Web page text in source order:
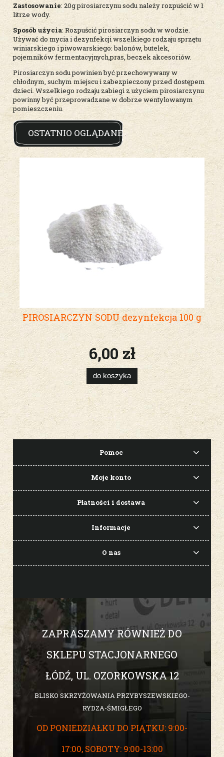
Zastosowanie: 20g pirosiarczynu sodu należy rozpuścić w 1
litrze wody.
Sposób użycia: Rozpuścić pirosiarczyn sodu w wodzie.
Używać do mycia i dezynfekcji wszelkiego rodzaju sprzętu
winiarskiego i piwowarskiego: balonów, butelek,
pojemników fermentacyjnych,pras, beczek akcesoriów.
Pirosiarczyn sodu powinien być przechowywany w
chłodnym, suchym miejscu i zabezpieczony przed dostępem
dzieci. Wszelkiego rodzaju zabiegi z użyciem pirosiarczynu
powinny być przeprowadzane w dobrze wentylowanym
pomieszczeniu.
OSTATNIO OGLĄDANE
PIROSIARCZYN SODU dezynfekcja 100 g
6,00 zł
do koszyka
Pomoc
Moje konto
Płatności i dostawa
Informacje
O nas
ZAPRASZAMY RÓWNIEŻ DO
SKLEPU STACJONARNEGO
ŁÓDŹ, UL. OZORKOWSKA 12
BLISKO SKRZYŻOWANIA PRZYBYSZEWSKIEGO-
RYDZA-ŚMIGŁEGO
OD PONIEDZIAŁKU DO PIĄTKU: 9:00-
17:00, SOBOTY: 9:00-13:00